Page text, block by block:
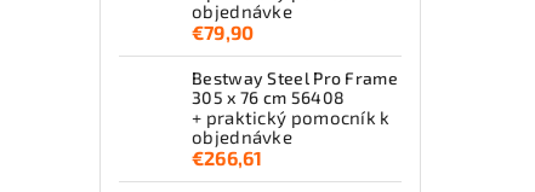
objednávke
€79,90
Bestway Steel Pro Frame
305 x 76 cm 56408
+ praktický pomocník k
objednávke
€266,61